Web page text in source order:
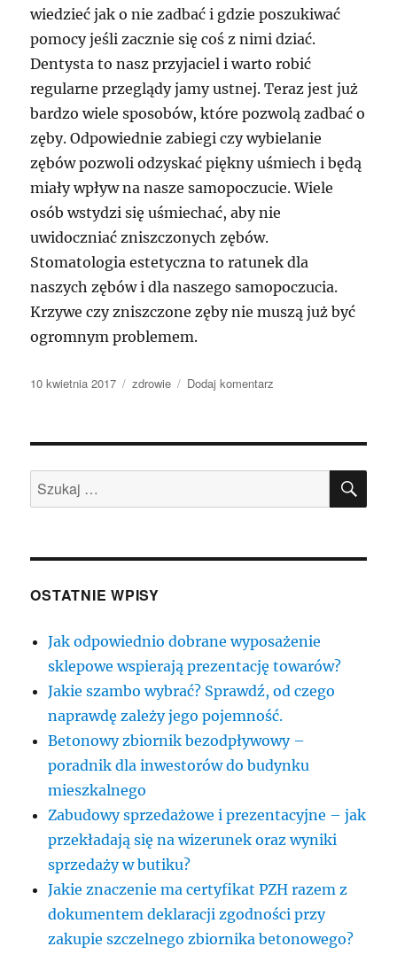
wiedzieć jak o nie zadbać i gdzie poszukiwać
pomocy jeśli zacznie się coś z nimi dziać.
Dentysta to nasz przyjaciel i warto robić
regularne przeglądy jamy ustnej. Teraz jest już
bardzo wiele sposobów, które pozwolą zadbać o
zęby. Odpowiednie zabiegi czy wybielanie
zębów pozwoli odzyskać piękny uśmiech i będą
miały wpływ na nasze samopoczucie. Wiele
osób wstydzi się uśmiechać, aby nie
uwidoczniać zniszczonych zębów.
Stomatologia estetyczna to ratunek dla
naszych zębów i dla naszego samopoczucia.
Krzywe czy zniszczone zęby nie muszą już być
ogromnym problemem.
Data
10 kwietnia 2017 Kategorie
zdrowie Dodaj komentarz
używana
salonach
estetycznej
Szukaj:
OSTATNIE WPISY
Jak odpowiednio dobrane wyposażenie
sklepowe wspierają prezentację towarów?
Jakie szambo wybrać? Sprawdź, od czego
naprawdę zależy jego pojemność.
Betonowy zbiornik bezodpływowy –
poradnik dla inwestorów do budynku
mieszkalnego
Zabudowy sprzedażowe i prezentacyjne – jak
przekładają się na wizerunek oraz wyniki
sprzedaży w butiku?
Jakie znaczenie ma certyfikat PZH razem z
dokumentem deklaracji zgodności przy
zakupie szczelnego zbiornika betonowego?